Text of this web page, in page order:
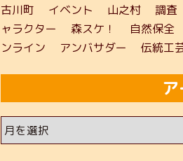
古川町 イベント 山之村 調査
ャラクター
森スケ！ 自然保全
ンライン
アンバサダー 伝統工
ア
ー